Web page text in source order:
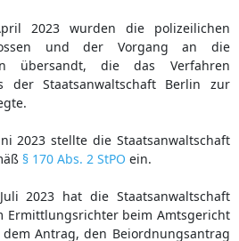
2023 wurden die polizeilichen
und der Vorgang an die
übersandt, die das Verfahren
der Staatsanwaltschaft Berlin zur
2023 stellte die Staatsanwaltschaft
§ 170 Abs. 2 StPO ein.
2023 hat die Staatsanwaltschaft
Ermittlungsrichter beim Amtsgericht
Antrag, den Beiordnungsantrag